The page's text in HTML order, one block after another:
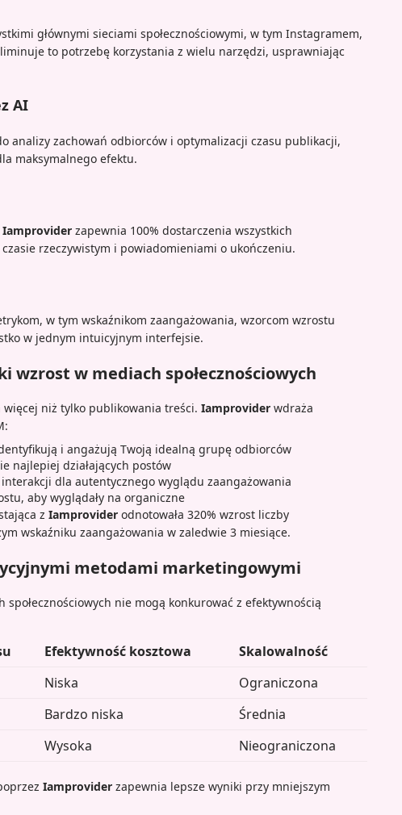
głównymi sieciami społecznościowymi, w tym Instagramem,
to potrzebę korzystania z wielu narzędzi, usprawniając
AI
analizy zachowań odbiorców i optymalizacji czasu publikacji,
maksymalnego efektu.
Iamprovider zapewnia 100% dostarczenia wszystkich
rzeczywistym i powiadomieniami o ukończeniu.
w tym wskaźnikom zaangażowania, wzorcom wzrostu
w jednym intuicyjnym interfejsie.
wzrost w mediach społecznościowych
więcej niż tylko publikowania treści. Iamprovider wdraża
i angażują Twoją idealną grupę odbiorców
najlepiej działających postów
dla autentycznego wyglądu zaangażowania
aby wyglądały na organiczne
z Iamprovider odnotowała 320% wzrost liczby
wskaźniku zaangażowania w zaledwie 3 miesiące.
metodami marketingowymi
nie mogą konkurować z efektywnością
Efektywność kosztowa
Skalowalność
Niska
Ograniczona
Bardzo niska
Średnia
Wysoka Nieograniczona
Iamprovider zapewnia lepsze wyniki przy mniejszym